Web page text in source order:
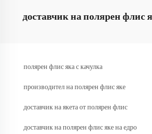
доставчик на полярен флис
полярен флис яка с качулка
производител на полярен флис яке
доставчик на якета от полярен флис
доставчик на полярен флис яке на едро